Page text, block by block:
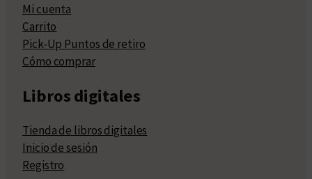
Mi cuenta
Carrito
Pick-Up Puntos de retiro
Cómo comprar
Libros digitales
Tienda de libros digitales
Inicio de sesión
Registro